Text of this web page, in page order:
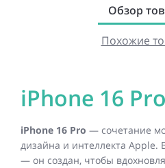
Обзор
Похожие
iPhone 16 Pro
iPhone 16 Pro — сочетание
дизайна и интеллекта Apple.
— он создан, чтобы